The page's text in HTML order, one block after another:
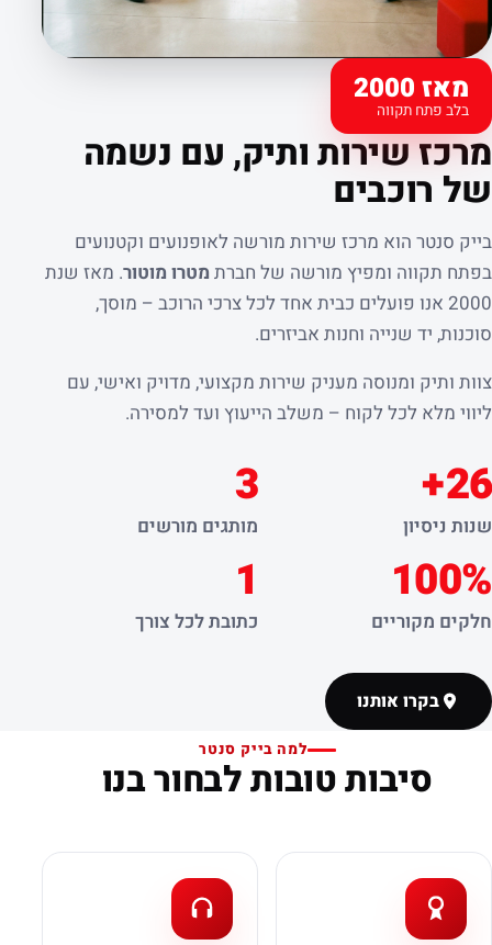
מאז 2000
בלב פתח תקווה
קצת עלינו
מרכז שירות ותיק, עם נשמה
של רוכבים
בייק סנטר הוא מרכז שירות מורשה לאופנועים וקטנועים
בפתח תקווה ומפיץ מורשה של חברת מטרו מוטור. מאז שנת
2000 אנו פועלים כבית אחד לכל צרכי הרוכב – מוסך,
סוכנות, יד שנייה וחנות אביזרים.
צוות ותיק ומנוסה מעניק שירות מקצועי, מדויק ואישי, עם
ליווי מלא לכל לקוח – משלב הייעוץ ועד למסירה.
26+
שנות ניסיון
3
מותגים מורשים
100%
חלקים מקוריים
1
כתובת לכל צורך
בקרו אותנו
למה בייק סנטר
סיבות טובות לבחור בנו